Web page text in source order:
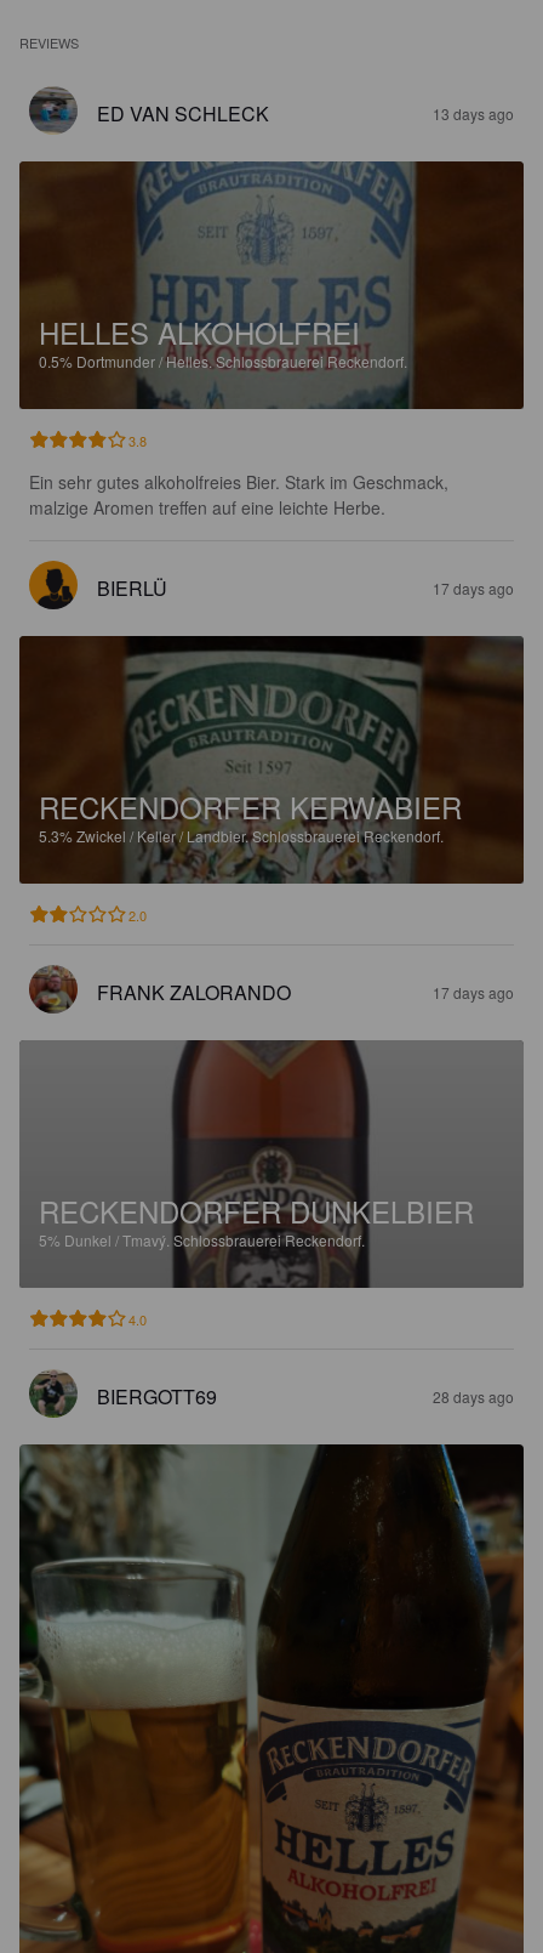
REVIEWS
ED VAN SCHLECK 13 days ago
HELLES ALKOHOLFREI
0.5% Dortmunder / Helles.Schlossbrauerei Reckendorf.
3.8
Ein sehr gutes alkoholfreies Bier. Stark im Geschmack,
malzige Aromen treffen auf eine leichte Herbe.
BIERLÜ 17 days ago
RECKENDORFER KERWABIER
5.3%Zwickel / Keller / Landbier.Schlossbrauerei Reckendorf.
2.0
FRANK ZALORANDO 17 days ago
RECKENDORFER DUNKELBIER
5% Dunkel / Tmavý. Schlossbrauerei Reckendorf.
4.0
BIERGOTT69 28 days ago